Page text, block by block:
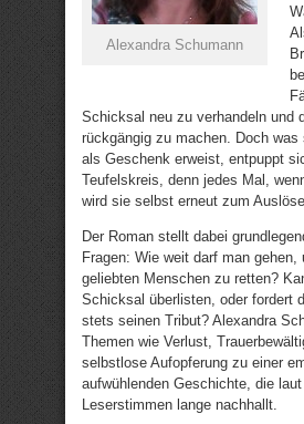
Alexandra Schumann
Schicksal neu zu verhandeln und
rückgängig zu machen. Doch
als Geschenk erweist, entpuppt
Teufelskreis, denn jedes Mal,
wird sie selbst erneut zum
Der Roman stellt dabei
Fragen: Wie weit darf man gehen,
geliebten Menschen zu retten?
Schicksal überlisten, oder fordert
stets seinen Tribut? Alexandra
Themen wie Verlust,
selbstlose Aufopferung zu einer
aufwühlenden Geschichte, die
Leserstimmen lange nachhallt.